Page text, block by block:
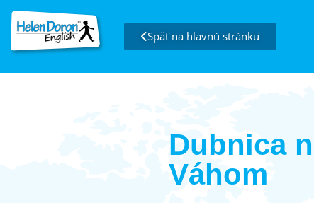
Späť na hlavnú stránku
Dubnica
Váhom